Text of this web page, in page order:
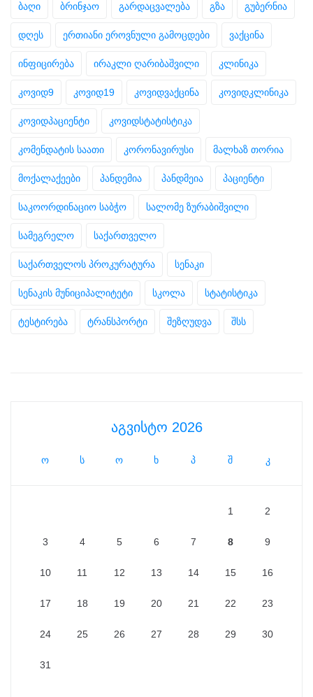
ბაღი ბრინჯაო გარდაცვალება გზა გუბერნია
დღეს ერთიანი ეროვნული გამოცდები ვაქცინა
ინფიცირება ირაკლი ღარიბაშვილი კლინიკა
კოვიდ9 კოვიდ19 კოვიდვაქცინა კოვიდკლინიკა
კოვიდპაციენტი კოვიდსტატისტიკა
კომენდატის საათი კორონავირუსი მალხაზ თორია
მოქალაქეები პანდემია პანდმეია პაციენტი
საკოორდინაციო საბჭო სალომე ზურაბიშვილი
სამეგრელო საქართველო
საქართველოს პროკურატურა სენაკი
სენაკის მუნიციპალიტეტი სკოლა სტატისტიკა
ტესტირება ტრანსპორტი შეზღუდვა შსს
აგვისტო 2026
ო ს ო ხ პ შ კ
1 2
3 4 5 6 7 8 9
10 11 12 13 14 15 16
17 18 19 20 21 22 23
24 25 26 27 28 29 30
31